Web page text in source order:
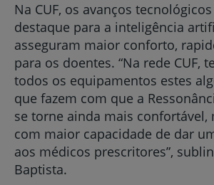
Na CUF, os avanços
destaque para a inteligência
asseguram maior conforto,
para os doentes. “Na rede CUF,
todos os equipamentos estes
que fazem com que a
se torne ainda mais confortável,
com maior capacidade de dar
aos médicos prescritores”,
Baptista.